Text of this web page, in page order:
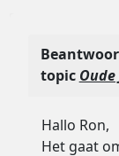
topic
Hallo Ron,
Het gaat